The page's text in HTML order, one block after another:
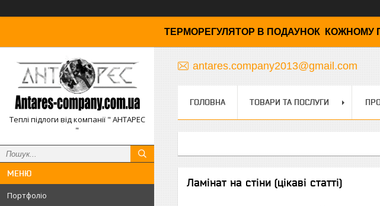
ТЕРМОРЕГУЛЯТОР В ПОДАУНОК КОЖНОМУ
Теплі підлоги від компанії " АНТАРЕС
"
Портфоліо
antares.company2013@gmail.com
ГОЛОВНА ТОВАРИ ТА ПОСЛУГИ
Ламінат на стіни (цікаві статті)